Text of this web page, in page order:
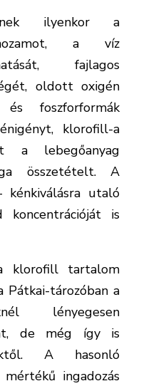
ilyenkor a
a víz
fajlagos
oldott oxigén
foszforformák
klorofill-a
a lebegőanyag
összetételt. A
kénkiválásra utaló
is
klorofill tartalom
Pátkai-tározóban a
lényegesen
de még így is
A hasonló
ingadozás